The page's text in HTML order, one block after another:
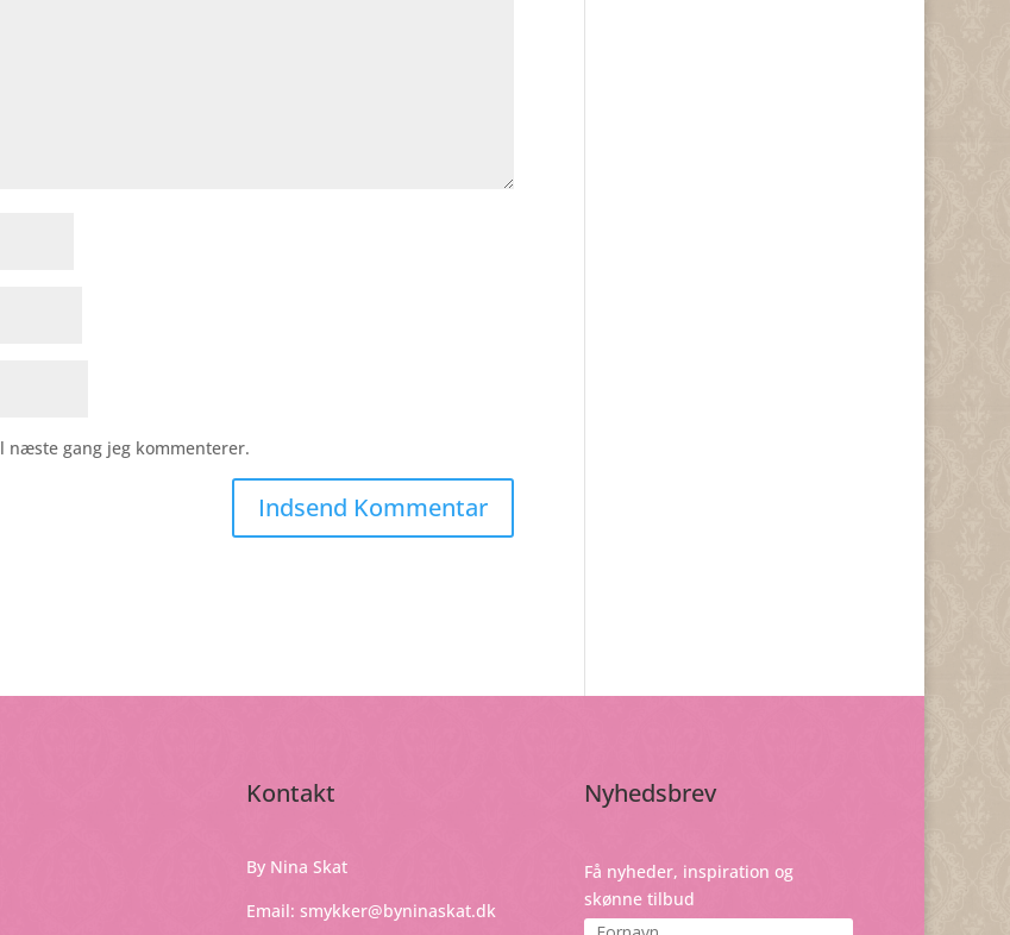
næste gang jeg kommenterer.
Kontakt
By Nina Skat
Email: smykker@byninaskat.dk
Nyhedsbrev
Få nyheder, inspiration og
skønne tilbud